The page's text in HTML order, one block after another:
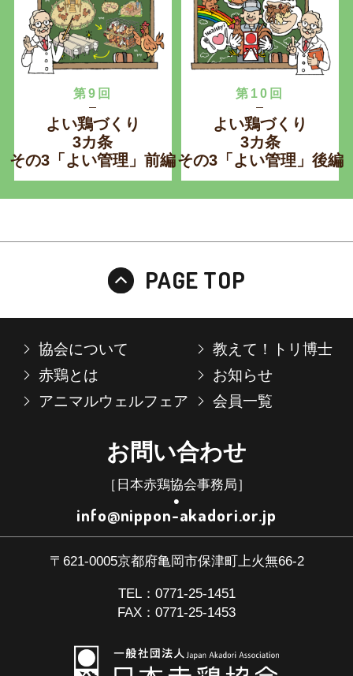
第9回
よい鶏づくり
3カ条
その3「よい管理」前編
第10回
よい鶏づくり
3カ条
その3「よい管理」後編
上
PAGE TOP
協会について
教えて！トリ博士
赤鶏とは
お知らせ
アニマルウェルフェア
会員一覧
お問い合わせ
［日本赤鶏協会事務局］
info@nippon-akadori.or.jp
〒621-0005京都府亀岡市保津町上火無66-2
TEL： 0771-25-1451
FAX：0771-25-1453